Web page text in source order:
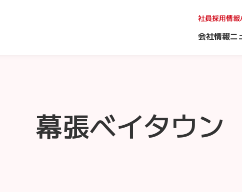
社員採用情報
会社情報ニ
幕張ベイタウン